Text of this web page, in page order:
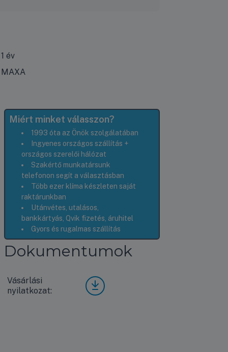
1 év
MAXA
Miért minket válasszon?
1993 óta az Önök szolgálatában
Ingyenes országos szállítás +
országos szerelői hálózat
Szakértő munkatársunk
telefonon segít a választásban
Több ezer klíma készleten saját
raktárunkban
Utánvétes, utalásos,
bankkártyás, Qvik fizetés, áruhitel
Gyors és rugalmas szállítás
Dokumentumok
Vásárlási
nyilatkozat:
Vásá
rlási